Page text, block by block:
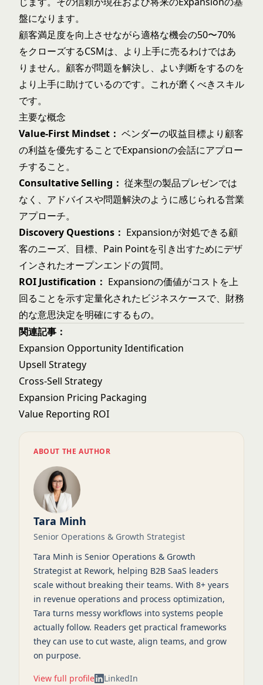
盤になります。
顧客満足度を向上させながら適格な機会の50〜70%
をクローズするCSMは、より上手に売るわけではあ
りません。顧客が問題を解決し、よい判断をするのを
より上手に助けているのです。これが磨くべきスキル
です。
主要な概念
Value-First Mindset： ベンダーの収益目標より顧客
の利益を優先することでExpansionの会話にアプロー
チすること。
Consultative Selling： 従来型の製品プレゼンでは
なく、アドバイスや問題解決のように感じられる営業
アプローチ。
Discovery Questions： Expansionが対処できる顧
客のニーズ、目標、Pain Pointを引き出すためにデザ
インされたオープンエンドの質問。
ROI Justification： Expansionの価値がコストを上
回ることを示す定量化されたビジネスケースで、財務
的な意思決定を明確にするもの。
関連記事：
Expansion Opportunity Identification
Upsell Strategy
Cross-Sell Strategy
Expansion Pricing Packaging
Value Reporting ROI
ABOUT THE AUTHOR
Tara Minh
Senior Operations & Growth Strategist
Tara Minh is Senior Operations & Growth
Strategist at Rework, helping B2B SaaS leaders
scale without breaking their teams. With 8+ years
in revenue operations and process optimization,
Tara turns messy workflows into systems people
actually follow. Readers get practical frameworks
they can use to cut waste, align teams, and grow
on purpose.
View full profile LinkedIn